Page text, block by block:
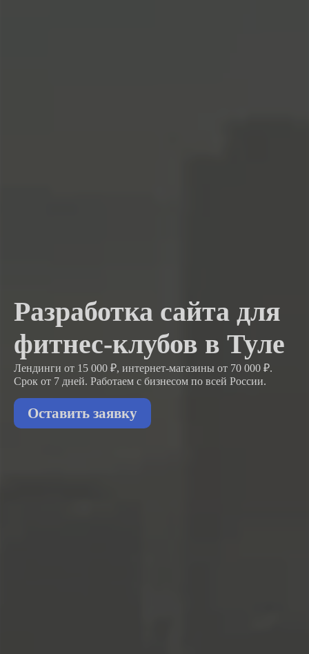
Разработка сайта для
фитнес-клубов в Туле
Лендинги от 15 000 ₽, интернет-магазины от 70 000 ₽.
Срок от 7 дней. Работаем с бизнесом по всей России.
Оставить заявку